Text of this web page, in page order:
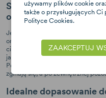
System Dynamic
ochrony bocznej
Jest to system znajdujący się w
on zapewniać optymalną
ciała dziecka, a więc głowy i
jakości materiałów oraz
Podczas ewentualnego
zginają się, a po zewnętrznej
Idealne dopasowanie
używamy plików cookie
także o przysługujących
Polityce Cookies.
ZAAKCEPTUJ